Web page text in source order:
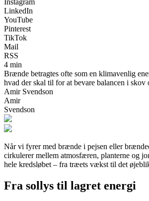
LinkedIn
YouTube
Pinterest
TikTok
Mail
RSS
4 min
Brænde betragtes ofte som en klimavenlig
hvad der skal til for at bevare balancen i skov
Amir Svendson
Amir
Svendson
Når vi fyrer med brænde i pejsen eller
cirkulerer mellem atmosfæren, planterne og
hele kredsløbet – fra træets vækst til det
Fra sollys til lagret energi